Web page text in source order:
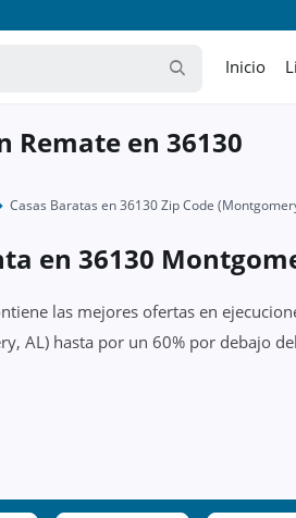
Inicio
Remate en 36130
Casas Baratas en 36130 Zip Code
en 36130
las mejores ofertas en
AL) hasta por un 60% por debajo